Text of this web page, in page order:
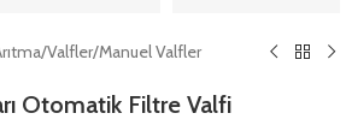
/Valfler/Manuel Valfler
Otomatik Filtre Valfi